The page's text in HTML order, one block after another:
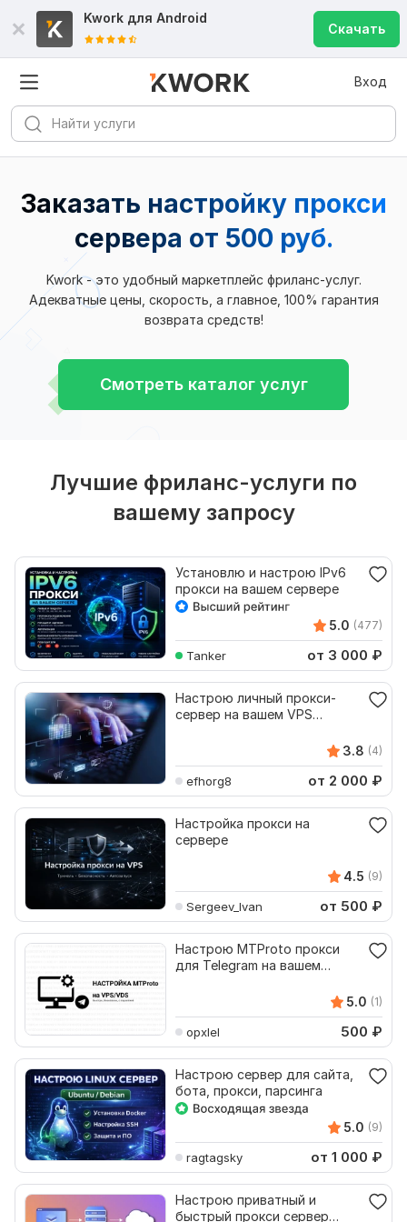
Kwork для Android
Скачать
Вход
Заказать настройку прокси
сервера от 500 руб.
Kwork - это удобный маркетплейс фриланс-услуг.
Адекватные цены, скорость, а главное, 100% гарантия
возврата средств!
Смотреть каталог услуг
Лучшие фриланс-услуги по
вашему запросу
Установлю и настрою IPv6
прокси на вашем сервере
5.0 (477)
Tanker от 3 000 ₽
Настрою личный прокси-
сервер на вашем VPS
3.8 (4)
efhorg8 от 2 000 ₽
Настройка прокси на
сервере
4.5 (9)
Sergeev_Ivan от 500 ₽
Настрою MTProto прокси
для Telegram на вашем
5.0 (1)
opxlel 500 ₽
Настрою сервер для сайта,
бота, прокси, парсинга
5.0 (9)
ragtagsky от 1 000 ₽
Настрою приватный и
быстрый прокси сервер